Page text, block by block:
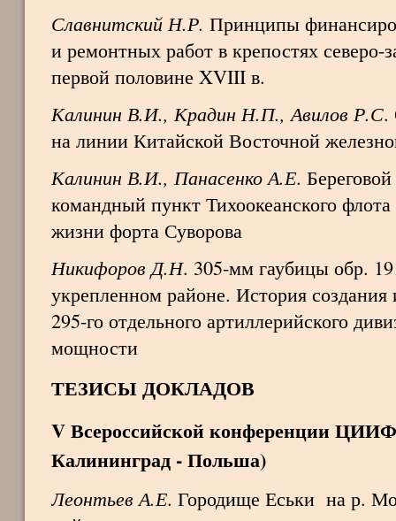
Славнитский Н.Р. Принципы
и ремонтных работ в крепостях северо-
первой половине XVIII в.
Калинин В.И., Крадин Н.П., Авилов Р.С.
на линии Китайской Восточной
Калинин В.И., Панасенко А.Е.
командный пункт Тихоокеанского
жизни форта Суворова
Никифоров Д.Н. 305-мм гаубицы обр.
укрепленном районе. История
295-го отдельного артиллерийского
мощности
ТЕЗИСЫ ДОКЛАДОВ
VВсероссийской конференции ЦИИФ
Калининград - Польша)
Леонтьев А.Е. Городище Еськи на р.